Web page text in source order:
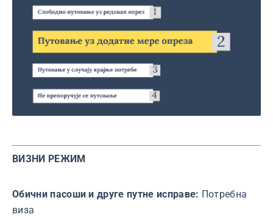
ВИЗНИ РЕЖИМ
Обични пасоши и друге путне исправе: Потребна
виза